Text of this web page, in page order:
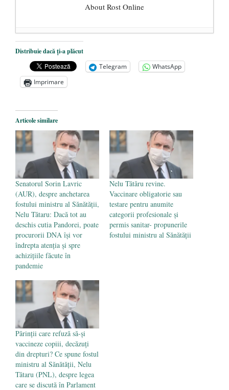
About Rost Online
Dezvăluiri cutremurătoare despre
președintele Ucrainei, Volodymyr
Zelensky
- 13 mai 2026
Statul care servește Națiunea
Legea Vexler produce efecte. Bustul
poetului Octavian Goga, înlăturat din Iași
- 16 aprilie 2026
Distribuie dacă ți-a plăcut
Telegram
WhatsApp
Imprimare
Articole similare
Senatorul Sorin Lavric
(AUR), despre anchetarea
fostului ministru al Sănătății,
Nelu Tătaru: Dacă tot au
deschis cutia Pandorei, poate
procurorii DNA își vor
îndrepta atenția și spre
achizițiile făcute în
pandemie
Nelu Tătăru revine.
Vaccinare obligatorie sau
testare pentru anumite
categorii profesionale și
permis sanitar- propunerile
fostului ministru al Sănătății
Părinții care refuză să-și
vaccineze copiii, decăzuți
din drepturi? Ce spune fostul
ministru al Sănătății, Nelu
Tătaru (PNL), despre legea
care se discută în Parlament